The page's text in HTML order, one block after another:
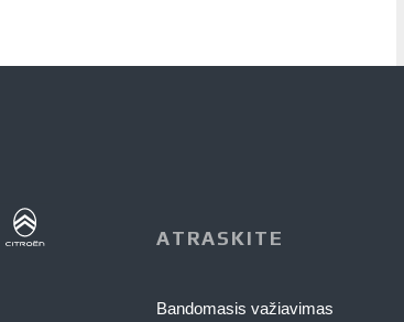
ATRASKITE
Bandomasis važiavimas